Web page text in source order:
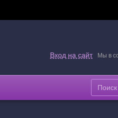
Вход на сайт Мы в